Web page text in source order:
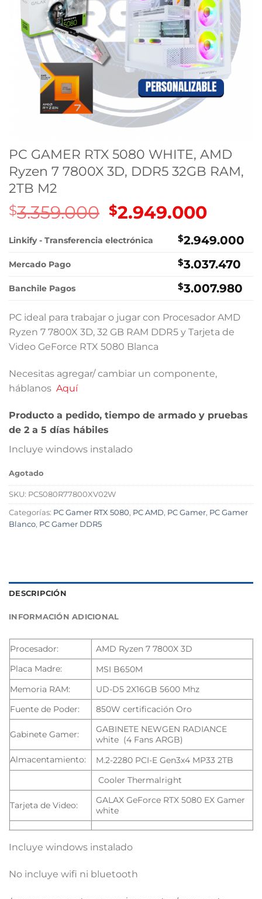
PC GAMER RTX 5080 WHITE, AMD
Ryzen 7 7800X 3D, DDR5 32GB RAM,
2TB M2
$3.359.000 El
precio
original
$3.359.000.
$2.949.000El
actual
Linkify - Transferencia electrónica $2.949.000
Mercado Pago $3.037.470
Banchile Pagos $3.007.980
PC ideal para trabajar o jugar con Procesador AMD
Ryzen 7 7800X 3D, 32 GB RAM DDR5 y Tarjeta de
Video GeForce RTX 5080 Blanca
Necesitas agregar/ cambiar un componente,
háblanos Aquí
Producto a pedido, tiempo de armado y pruebas
de 2 a 5 días hábiles
Incluye windows instalado
Agotado
SKU: PC5080R77800XV02W
Categorías: PC Gamer RTX 5080, PC AMD, PC Gamer, PC Gamer
Blanco, PC Gamer DDR5
DESCRIPCIÓN
INFORMACIÓN ADICIONAL
Procesador:
AMD Ryzen 7 7800X 3D
Placa Madre:
MSI B650M
Memoria RAM:
UD-D5 2X16GB 5600 Mhz
Fuente de Poder:
850W certificación Oro
Gabinete Gamer:
GABINETE NEWGEN RADIANCE
white (4 Fans ARGB)
Almacentamiento:
M.2-2280 PCI-E Gen3x4 MP33 2TB
Cooler Thermalright
Tarjeta de Video:
GALAX GeForce RTX 5080 EX Gamer
white
Incluye windows instalado
No incluye wifi ni bluetooth